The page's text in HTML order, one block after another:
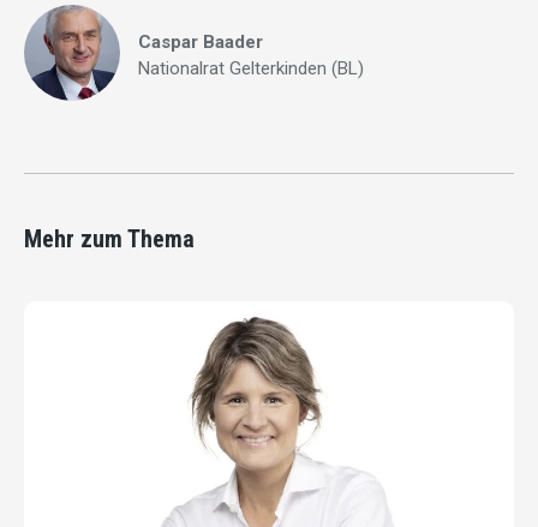
Caspar Baader
Nationalrat Gelterkinden (BL)
Mehr zum Thema